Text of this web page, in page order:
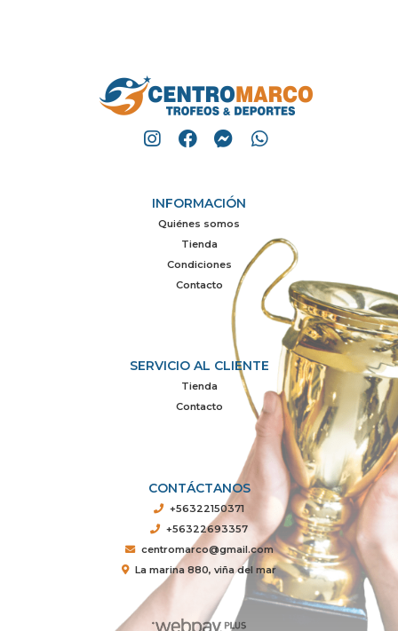
INFORMACIÓN
Quiénes somos
Tienda
Condiciones
Contacto
SERVICIO AL CLIENTE
Tienda
Contacto
CONTÁCTANOS
+56322150371
+56322693357
centromarco@gmail.com
La marina 880, viña del mar